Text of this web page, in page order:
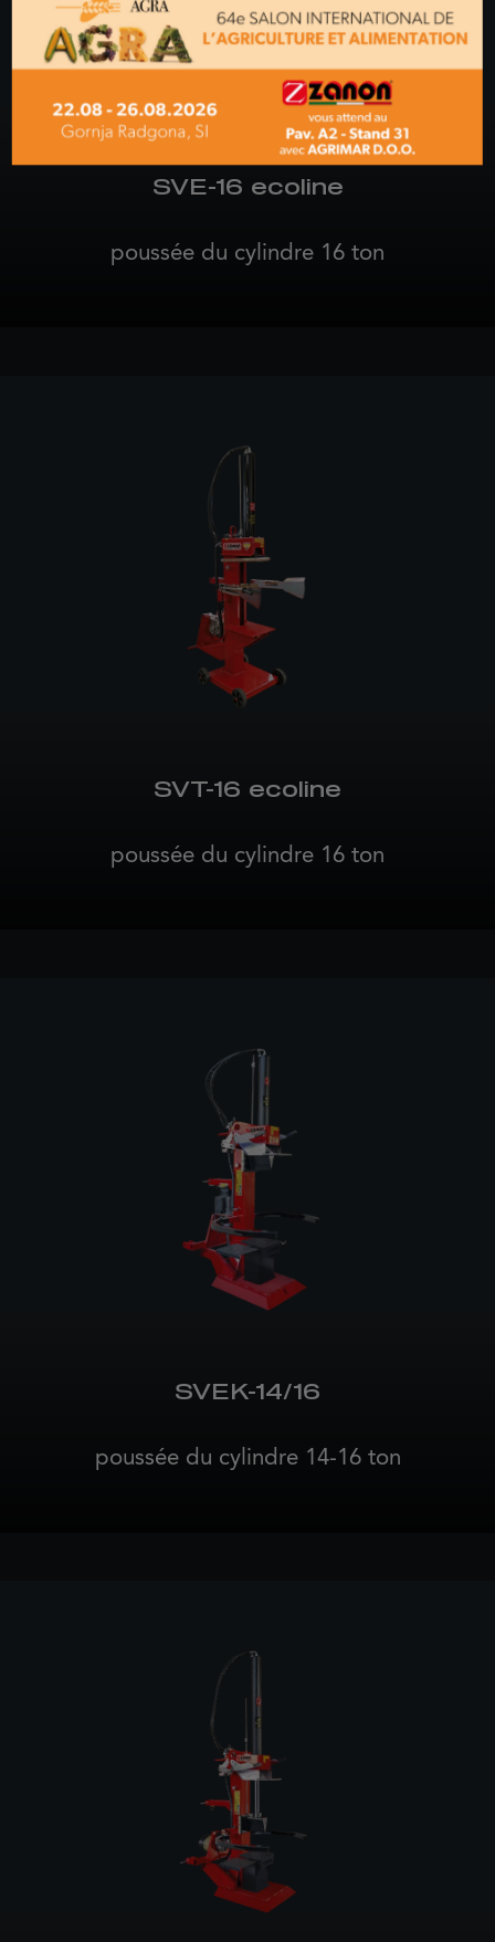
SVE-16 ecoline
poussée du cylindre 16 ton
SVT-16 ecoline
poussée du cylindre 16 ton
SVEK-14/16
poussée du cylindre 14-16 ton